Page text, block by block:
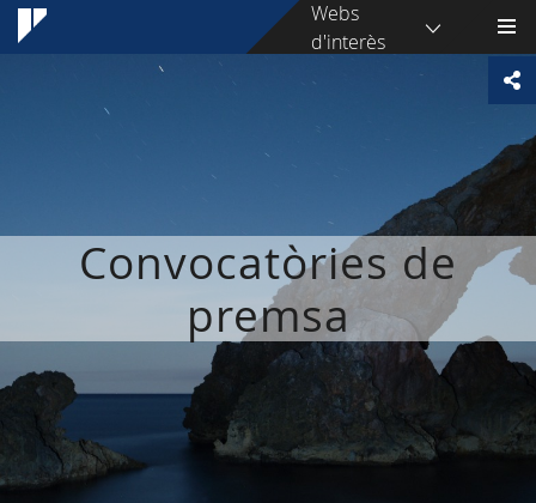
Webs
d'interès
Convocatòries de
premsa